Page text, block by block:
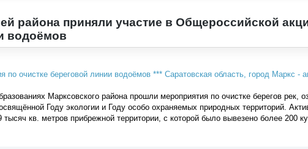
района приняли участие в Общероссийской
водоёмов
Марксовского района прошли мероприятия по очистке берегов рек,
Году экологии и Году особо охраняемых природных территорий.
тысяч кв. метров прибрежной территории, с которой было вывезено более 200